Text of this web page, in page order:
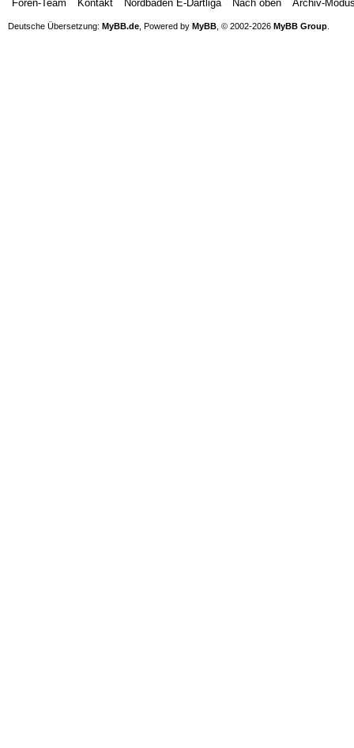
Foren-Team Kontakt Nordbaden E-Dartliga Nach oben Archiv-
Deutsche Übersetzung: MyBB.de , Powered by MyBB , © 2002-2026 MyBB Group